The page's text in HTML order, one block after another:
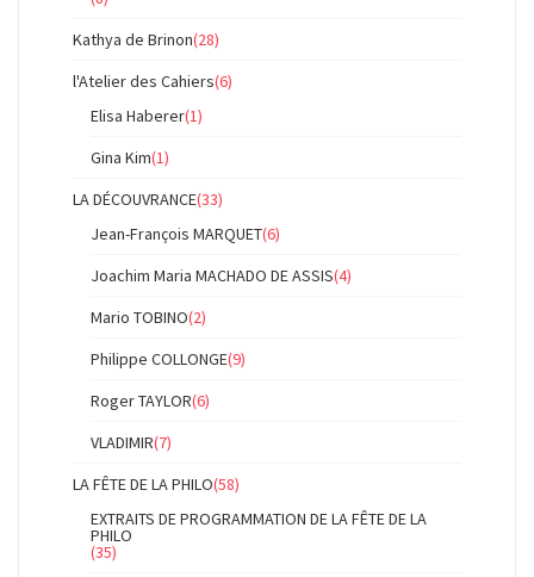
Kathya de Brinon(28)
l'Atelier des Cahiers(6)
Elisa Haberer(1)
Gina Kim(1)
LA DÉCOUVRANCE(33)
Jean-François MARQUET(6)
Joachim Maria MACHADO DE ASSIS(4)
Mario TOBINO(2)
Philippe COLLONGE(9)
Roger TAYLOR(6)
VLADIMIR(7)
LA FÊTE DE LA PHILO(58)
EXTRAITS DE PROGRAMMATION DE LA FÊTE DE LA
PHILO
(35)